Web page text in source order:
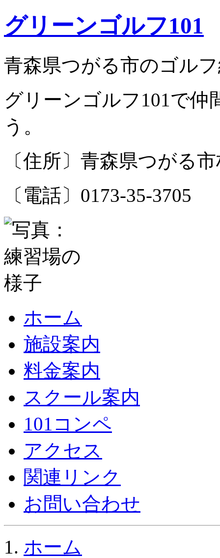
グリーンゴルフ101
青森県つがる市のゴル
グリーンゴルフ101で
う。
〔住所〕青森県つがる
〔電話〕0173-35-3705
ホーム
施設案内
料金案内
スクール案内
101コンペ
アクセス
関連リンク
お問い合わせ
ホーム